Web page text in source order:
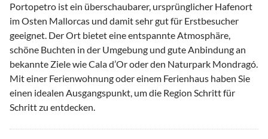
Portopetro ist ein überschaubarer, ursprünglicher Hafenort
im Osten Mallorcas und damit sehr gut für Erstbesucher
geeignet. Der Ort bietet eine entspannte Atmosphäre,
schöne Buchten in der Umgebung und gute Anbindung an
bekannte Ziele wie Cala d’Or oder den Naturpark Mondragó.
Mit einer Ferienwohnung oder einem Ferienhaus haben Sie
einen idealen Ausgangspunkt, um die Region Schritt für
Schritt zu entdecken.